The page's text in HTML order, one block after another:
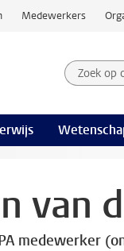
Medewerkers
Zoek op
van
medewerker